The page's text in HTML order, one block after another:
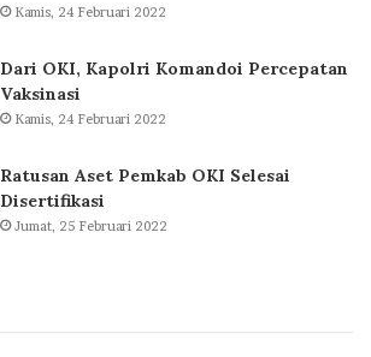
Kamis, 24 Februari 2022
Dari OKI, Kapolri Komandoi Percepatan
Vaksinasi
Kamis, 24 Februari 2022
Ratusan Aset Pemkab OKI Selesai
Disertifikasi
Jumat, 25 Februari 2022